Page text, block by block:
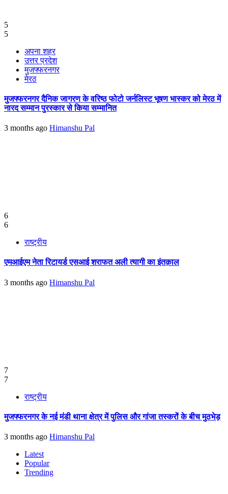
5
5
अपना शहर
उत्तर प्रदेश
मुजफ्फरनगर
मेरठ
मुजफ्फरनगर दैनिक जागरण के वरिष्ठ फोटो जर्नलिस्ट भूषण भास्कर को मेरठ में
नारद सम्मान पुरस्कार से किया सम्मानित
3 months ago Himanshu Pal
6
6
राष्ट्रीय
एमआईएम नेता रिटायर्ड एसआई शराफत अली त्यागी का इंतक़ाल
3 months ago Himanshu Pal
7
7
राष्ट्रीय
मुजफ्फरनगर के नई मंडी थाना क्षेत्र में पुलिस और गांजा तस्करों के बीच मुठभेड़
3 months ago Himanshu Pal
Latest
Popular
Trending